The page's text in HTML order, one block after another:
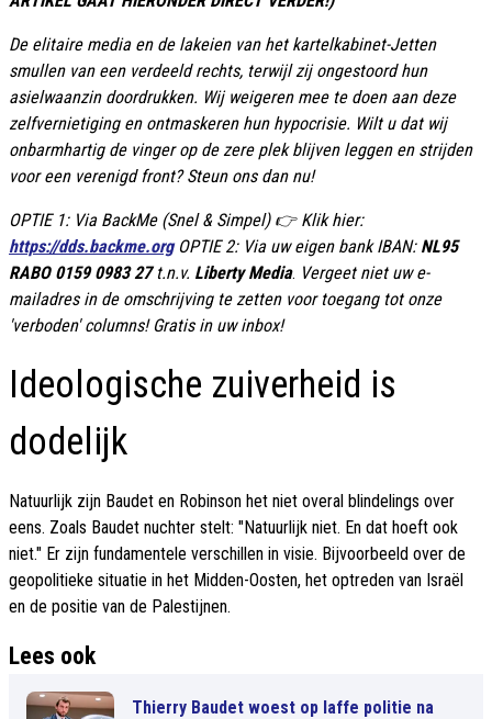
De elitaire media en de lakeien van het kartelkabinet-Jetten
smullen van een verdeeld rechts, terwijl zij ongestoord hun
asielwaanzin doordrukken. Wij weigeren mee te doen aan deze
zelfvernietiging en ontmaskeren hun hypocrisie. Wilt u dat wij
onbarmhartig de vinger op de zere plek blijven leggen en strijden
voor een verenigd front? Steun ons dan nu!
OPTIE 1: Via BackMe (Snel & Simpel) 👉 Klik hier:
https://dds.backme.org OPTIE 2: Via uw eigen bank IBAN: NL95
RABO 0159 0983 27 t.n.v. Liberty Media. Vergeet niet uw e-
mailadres in de omschrijving te zetten voor toegang tot onze
'verboden' columns! Gratis in uw inbox!
Ideologische zuiverheid is
dodelijk
Natuurlijk zijn Baudet en Robinson het niet overal blindelings over
eens. Zoals Baudet nuchter stelt: "Natuurlijk niet. En dat hoeft ook
niet." Er zijn fundamentele verschillen in visie. Bijvoorbeeld over de
geopolitieke situatie in het Midden-Oosten, het optreden van Israël
en de positie van de Palestijnen.
Lees ook
Thierry Baudet woest op laffe politie na